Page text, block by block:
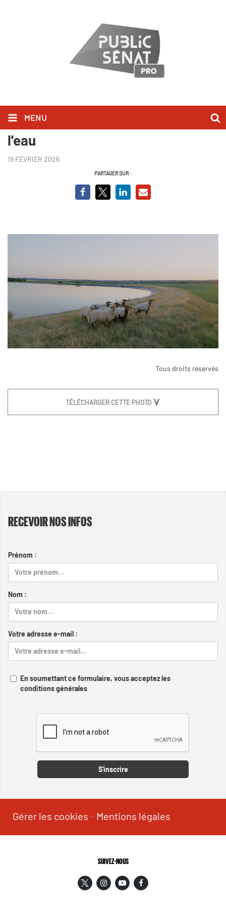
MENU
Monde agricole : la fracture de
l'eau
19 FÉVRIER 2026
PARTAGER SUR :
Tous droits réservés
TÉLÉCHARGER CETTE PHOTO
RECEVOIR NOS INFOS
Prénom :
Nom :
Votre adresse e-mail :
En soumettant ce formulaire, vous acceptez les
conditions générales
S'inscrire
Gérer les cookies - Mentions légales
SUIVEZ-NOUS